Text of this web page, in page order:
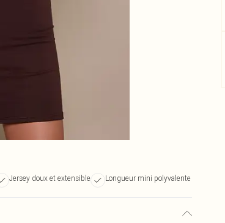
Jersey doux et extensible Longueur mini polyvalente